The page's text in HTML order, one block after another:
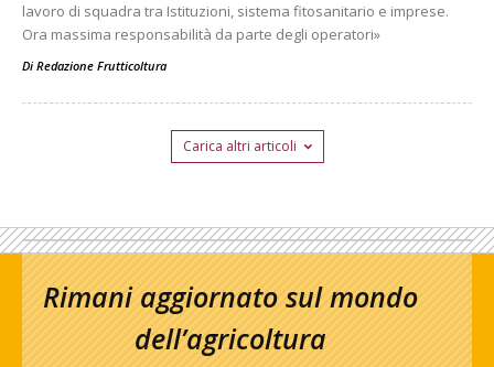
lavoro di squadra tra Istituzioni, sistema fitosanitario e imprese.
Ora massima responsabilità da parte degli operatori»
Di Redazione Frutticoltura
Carica altri articoli
Rimani aggiornato sul mondo
dell’agricoltura